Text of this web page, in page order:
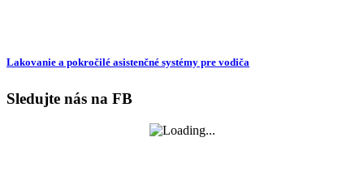
Lakovanie a pokročilé asistenčné systémy pre vodiča
Sledujte nás na FB